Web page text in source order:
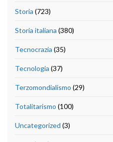
Storia (723)
Storia italiana (380)
Tecnocrazia (35)
Tecnologia (37)
Terzomondialismo (29)
Totalitarismo (100)
Uncategorized (3)